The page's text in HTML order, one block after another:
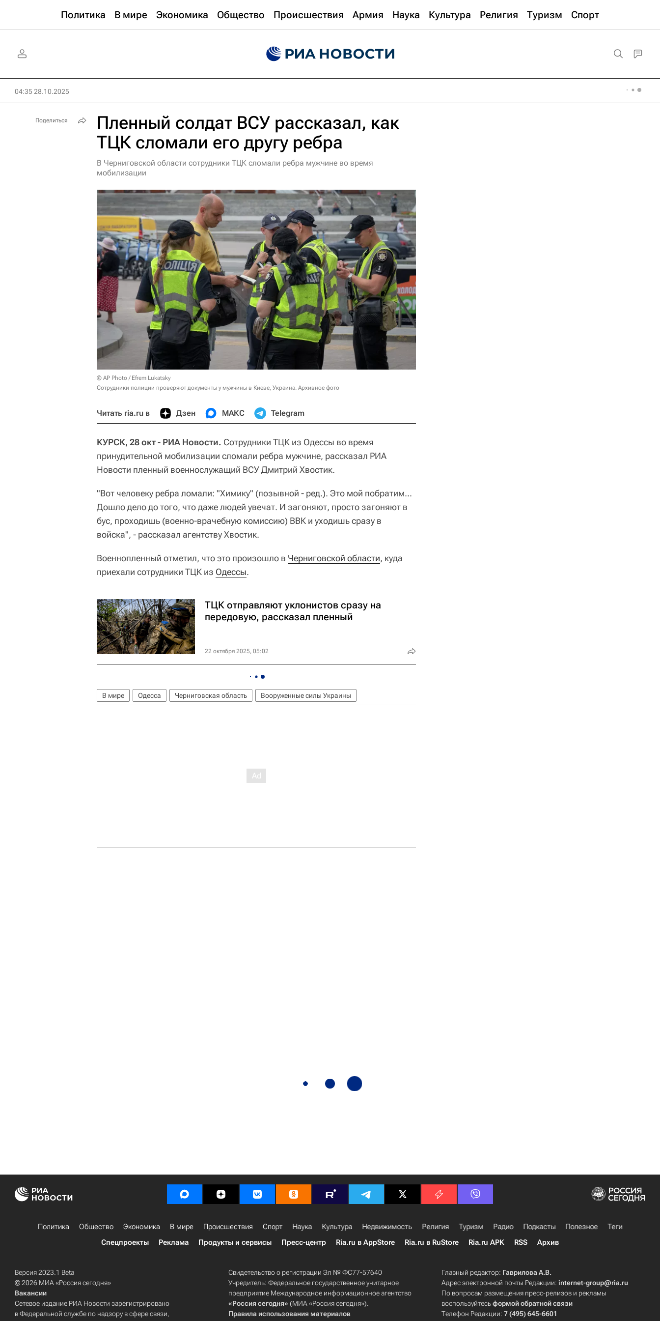
Политика В мире Экономика Общество Происшествия Армия Наука Культура Религия Туризм Спорт
04:35 28.10.2025
Пленный солдат ВСУ рассказал, как
ТЦК сломали его другу ребра
В Черниговской области сотрудники ТЦК сломали ребра мужчине во время
мобилизации
© AP Photo / Efrem Lukatsky
Сотрудники полиции проверяют документы у мужчины в Киеве, Украина. Архивное фото
Читать ria.ru в Дзен МАКС Telegram
КУРСК, 28 окт - РИА Новости. Сотрудники ТЦК из Одессы во время
принудительной мобилизации сломали ребра мужчине, рассказал РИА
Новости пленный военнослужащий ВСУ Дмитрий Хвостик.
"Вот человеку ребра ломали: "Химику" (позывной - ред.). Это мой побратим...
Дошло дело до того, что даже людей увечат. И загоняют, просто загоняют в
бус, проходишь (военно-врачебную комиссию) ВВК и уходишь сразу в
войска", - рассказал агентству Хвостик.
Военнопленный отметил, что это произошло в Черниговской области, куда
приехали сотрудники ТЦК из Одессы.
ТЦК отправляют уклонистов сразу на
передовую, рассказал пленный
22 октября 2025, 05:02
В мире Одесса Черниговская область Вооруженные силы Украины
Поделиться
Политика Общество Экономика В мире Происшествия Спорт Наука Культура Недвижимость Религия Туризм Радио Подкасты Полезное
Теги
Спецпроекты
Реклама Продукты и сервисы Пресс-центр Ria.ru в AppStore Ria.ru в RuStore Ria.ru APK RSS Архив
Версия 2023.1 Beta
© 2026 МИА «Россия сегодня»
Вакансии
Сетевое издание РИА Новости зарегистрировано
в Федеральной службе по надзору в сфере связи,
Свидетельство о регистрации Эл № ФС77-57640
Учредитель: Федеральное государственное унитарное
предприятие Международное информационное агентство
«Россия сегодня» (МИА «Россия сегодня»).
Правила использования материалов
Главный редактор: Гаврилова А.В.
Адрес электронной почты Редакции:internet-group@ria.ru
По вопросам размещения пресс-релизов и рекламы
воспользуйтесьформой обратной связи
Телефон Редакции:7 (495) 645-6601